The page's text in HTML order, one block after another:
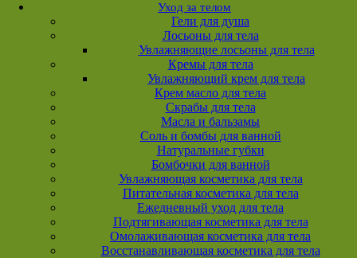
Уход за телом
Гели для душа
Лосьоны для тела
Увлажняющие лосьоны для тела
Кремы для тела
Увлажняющий крем для тела
Крем масло для тела
Скрабы для тела
Масла и бальзамы
Соль и бомбы для ванной
Натуральные губки
Бомбочки для ванной
Увлажняющая косметика для тела
Питательная косметика для тела
Ежедневный уход для тела
Подтягивающая косметика для тела
Омолаживающая косметика для тела
Восстанавливающая косметика для тела